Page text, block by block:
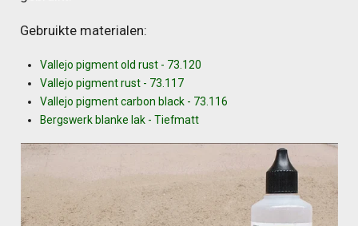
Gebruikte materialen:
Vallejo pigment old rust - 73.120
Vallejo pigment rust - 73.117
Vallejo pigment carbon black - 73.116
Bergswerk blanke lak - Tiefmatt